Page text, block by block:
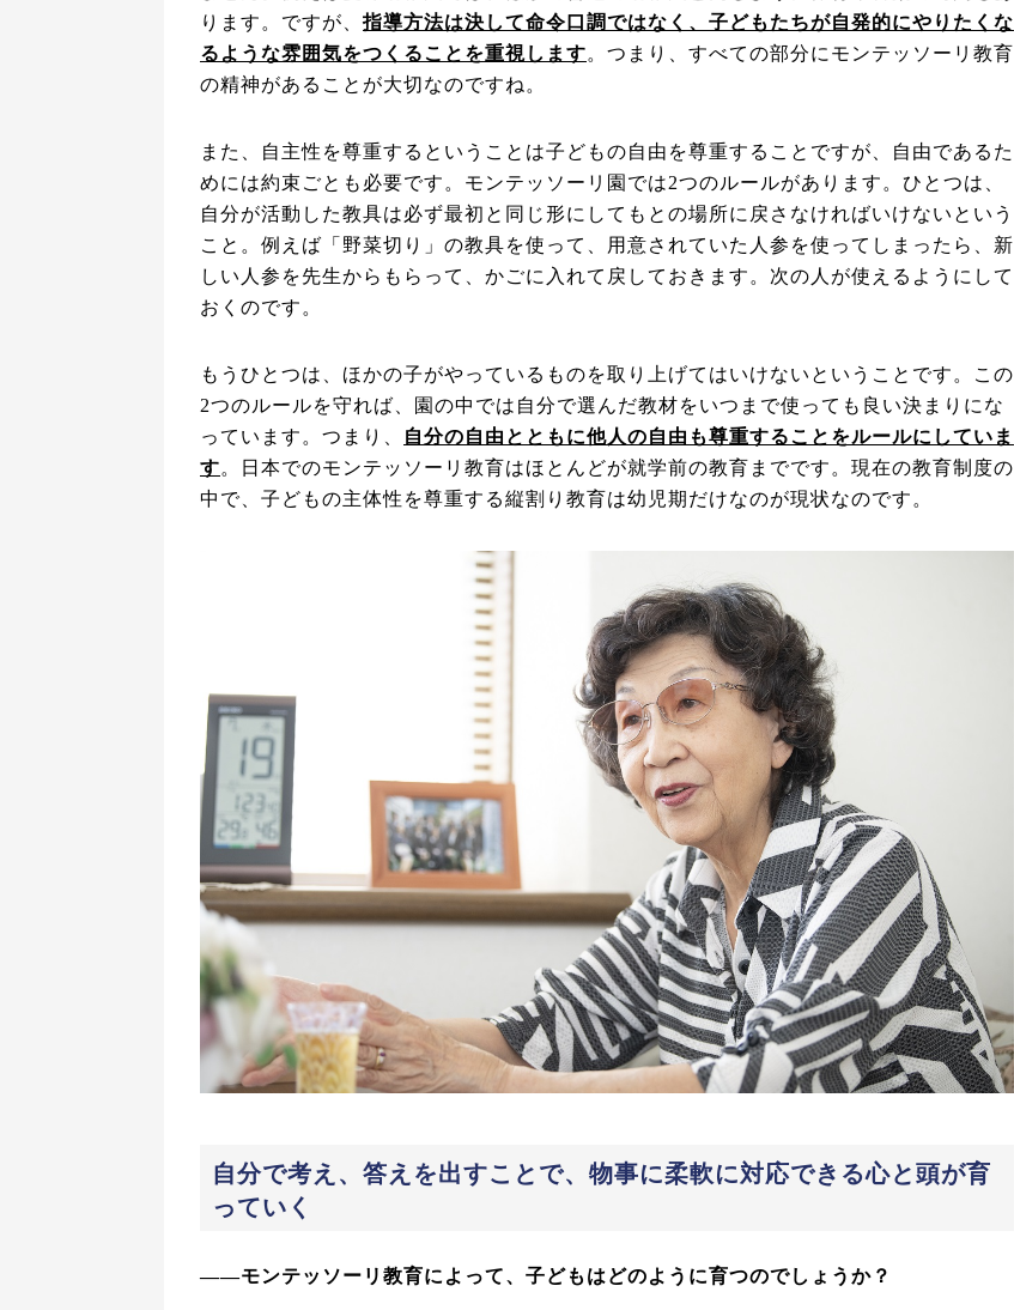
ります。ですが、指導方法は決して命令口調ではなく、子どもたちが自発的にやりたくな
るような雰囲気をつくることを重視します。つまり、すべての部分にモンテッソーリ教育
の精神があることが大切なのですね。
また、自主性を尊重するということは子どもの自由を尊重することですが、自由であるた
めには約束ごとも必要です。モンテッソーリ園では2つのルールがあります。ひとつは、
自分が活動した教具は必ず最初と同じ形にしてもとの場所に戻さなければいけないという
こと。例えば「野菜切り」の教具を使って、用意されていた人参を使ってしまったら、新
しい人参を先生からもらって、かごに入れて戻しておきます。次の人が使えるようにして
おくのです。
もうひとつは、ほかの子がやっているものを取り上げてはいけないということです。この
2つのルールを守れば、園の中では自分で選んだ教材をいつまで使っても良い決まりにな
っています。つまり、
自分の自由とともに他人の自由も尊重することをルールにしていま
す。日本でのモンテッソーリ教育はほとんどが就学前の教育までです。現在の教育制度の
中で、子どもの主体性を尊重する縦割り教育は幼児期だけなのが現状なのです。
自分で考え、答えを出すことで、物事に柔軟に対応できる心と頭が育
っていく
――モンテッソーリ教育によって、子どもはどのように育つのでしょうか？